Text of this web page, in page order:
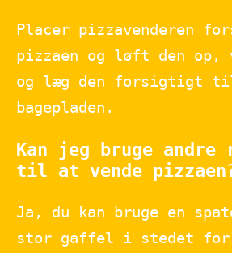
Placer pizzavenderen
pizzaen og løft den op,
og læg den forsigtigt
bagepladen.
Kan jeg bruge andre
til at vende
Ja, du kan bruge en
stor gaffel i stedet for